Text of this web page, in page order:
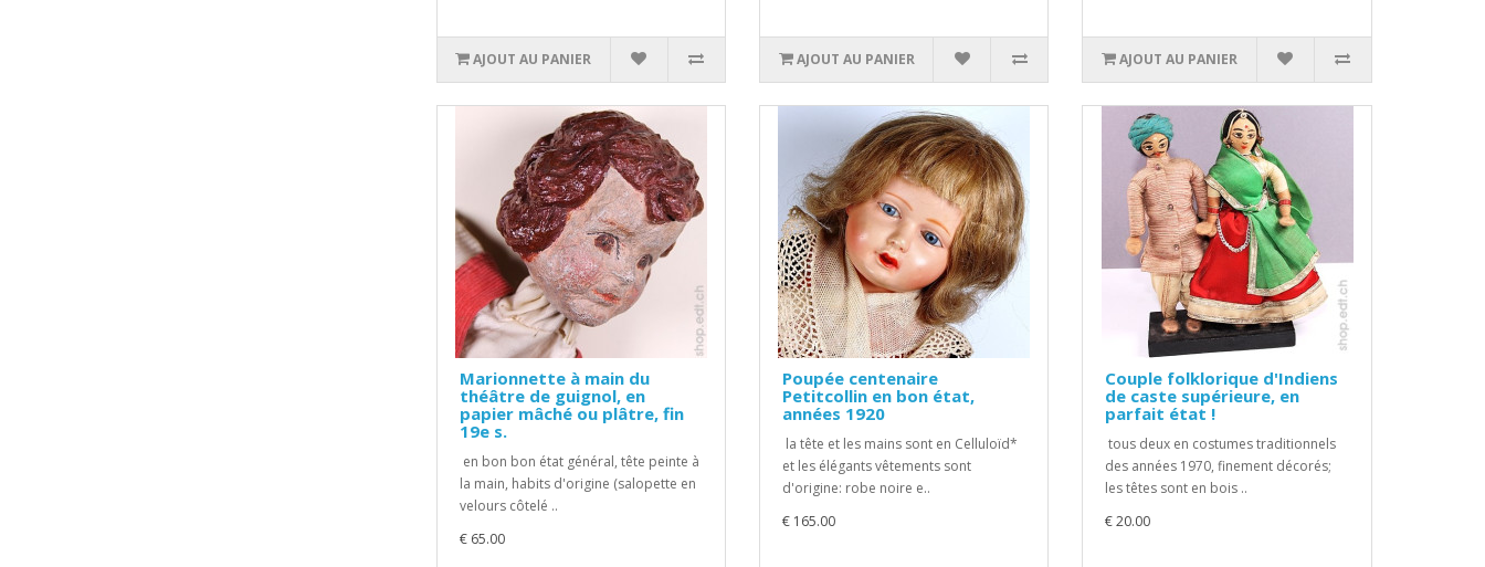
AJOUT AU PANIER AJOUT AU PANIER AJOUT AU PANIER
Marionnette à main du
théâtre de guignol, en
papier mâché ou plâtre, fin
19e s.
en bon bon état général, tête peinte à
la main, habits d'origine (salopette en
velours côtelé ..
€ 65.00
Poupée centenaire
Petitcollin en bon état,
années 1920
la tête et les mains sont en Celluloïd*
et les élégants vêtements sont
d'origine: robe noire e..
€ 165.00
Couple folklorique d'Indiens
de caste supérieure, en
parfait état !
tous deux en costumes traditionnels
des années 1970, finement décorés;
les têtes sont en bois ..
€ 20.00